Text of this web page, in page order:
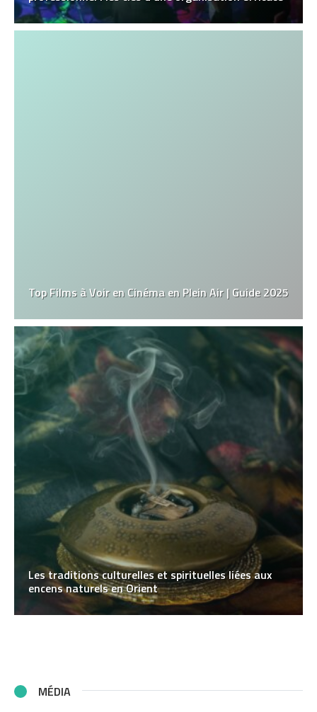
Top Films à Voir en Cinéma en Plein Air | Guide 2025
Les traditions culturelles et spirituelles liées aux
encens naturels en Orient
MÉDIA